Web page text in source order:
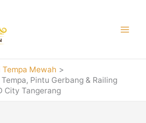
Tempa Mewah
Pintu Gerbang & Railing
City Tangerang